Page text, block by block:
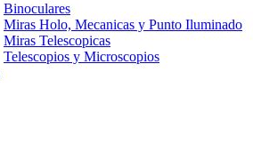
Binoculares
Miras Holo, Mecanicas y Punto Iluminado
Miras Telescopicas
Telescopios y Microscopios